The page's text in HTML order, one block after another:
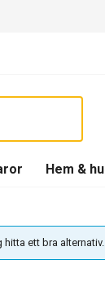
Hem &
hitta ett bra alternativ.